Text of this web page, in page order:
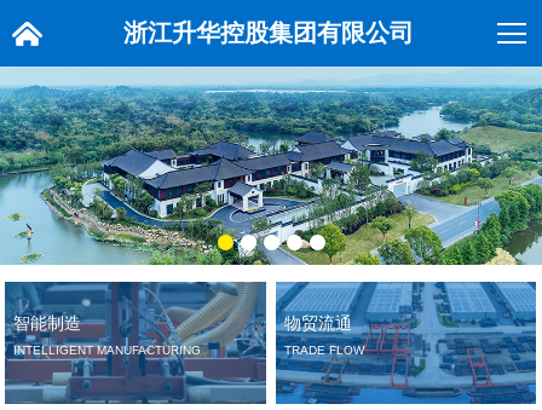
浙江升华控股集团有限公司
智能制造
INTELLIGENT MANUFACTURING
物贸流通
TRADE FLOW